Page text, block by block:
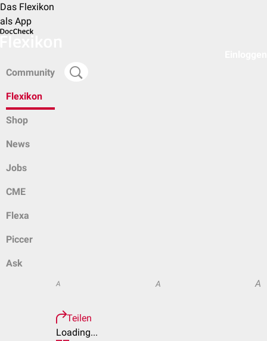
Das Flexikon
als App
Community
Flexikon
Shop
News
Jobs
CME
Flexa
Piccer
Ask
A A A
Teilen
Loading...